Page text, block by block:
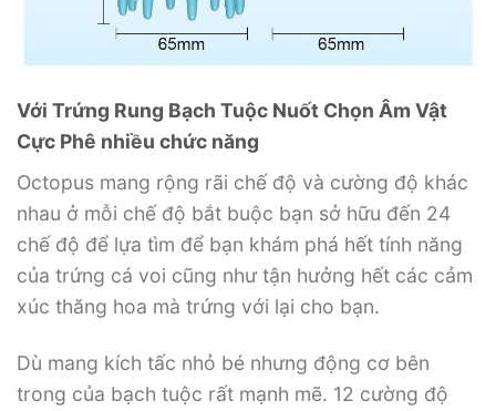
Với Trứng Rung Bạch Tuộc Nuốt Chọn Âm Vật
Cực Phê nhiều chức năng
Octopus mang rộng rãi chế độ và cường độ khác
nhau ở mỗi chế độ bắt buộc bạn sở hữu đến 24
chế độ để lựa tìm để bạn khám phá hết tính năng
của trứng cá voi cũng như tận hưởng hết các cảm
xúc thăng hoa mà trứng với lại cho bạn.
Dù mang kích tấc nhỏ bé nhưng động cơ bên
trong của bạch tuộc rất mạnh mẽ. 12 cường độ